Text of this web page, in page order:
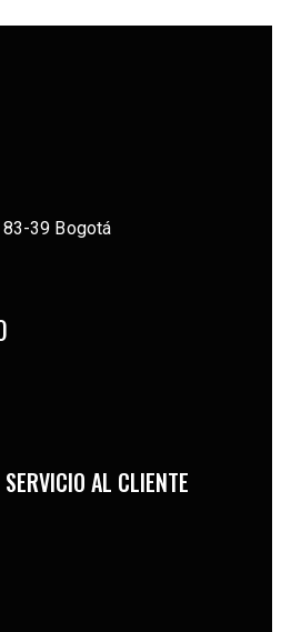
83-39 Bogotá
AL CLIENTE